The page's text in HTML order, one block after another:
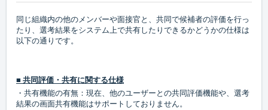
同じ組織内の他のメンバーや面接官と、共同で候補者の評価を行っ
たり、選考結果をシステム上で共有したりできるかどうかの仕様は
以下の通りです。
■ 共同評価・共有に関する仕様
・共有機能の有無：現在、他のユーザーとの共同評価機能や、選考
結果の画面共有機能はサポートしておりません。